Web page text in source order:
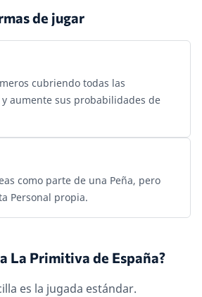
de jugar
cubriendo todas las
aumente sus probabilidades de
como parte de una Peña, pero
Personal propia.
La Primitiva de España?
es la jugada estándar.